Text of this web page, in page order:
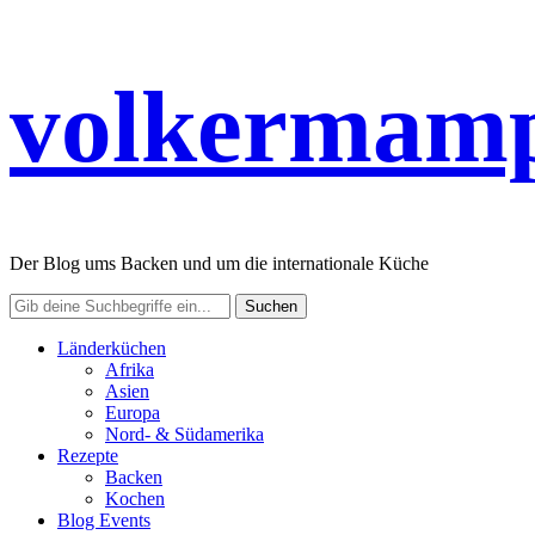
Der Blog ums Backen und um die internationale Küche
Länderküchen
Afrika
Asien
Europa
Nord- & Südamerika
Rezepte
Backen
Kochen
Blog Events